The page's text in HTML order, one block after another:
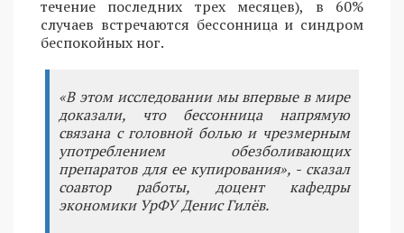
течение последних трех месяцев), в 60%
случаев встречаются бессонница и синдром
беспокойных ног.
«В этом исследовании мы впервые в мире
доказали, что бессонница напрямую
связана с головной болью и чрезмерным
употреблением обезболивающих
препаратов для ее купирования», - сказал
соавтор работы, доцент кафедры
экономики УрФУ Денис Гилёв.